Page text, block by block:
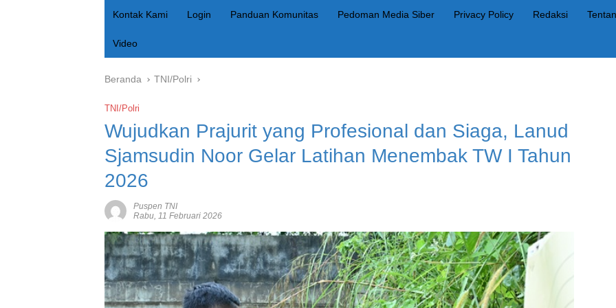
Kontak Kami Login Panduan Komunitas Pedoman Media Siber Privacy Policy Redaksi
Video
Beranda TNI/Polri
TNI/Polri
Wujudkan Prajurit yang Profesional dan Siaga, Lanud
Sjamsudin Noor Gelar Latihan Menembak TW I Tahun
2026
Puspen TNI
Rabu, 11 Februari 2026